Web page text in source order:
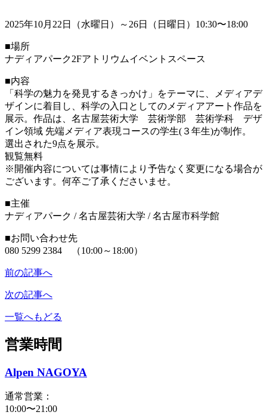
2025年10月22日（水曜日）～26日（日曜日）10:30〜18:00
■場所
ナディアパーク2Fアトリウムイベントスペース
■内容
「科学の魅力を発見するきっかけ」をテーマに、メディアデ
ザインに着目し、科学の入口としてのメディアアート作品を
展示。作品は、名古屋芸術大学 芸術学部 芸術学科 デザ
イン領域 先端メディア表現コースの学生(３年生)が制作。
選出された9点を展示。
観覧無料
※開催内容については事情により予告なく変更になる場合が
ございます。何卒ご了承くださいませ。
■主催
ナディアパーク / 名古屋芸術大学 / 名古屋市科学館
■お問い合わせ先
080 5299 2384 （10:00～18:00）
前の記事へ
次の記事へ
一覧へもどる
営業時間
Alpen NAGOYA
通常営業：
10:00〜21:00